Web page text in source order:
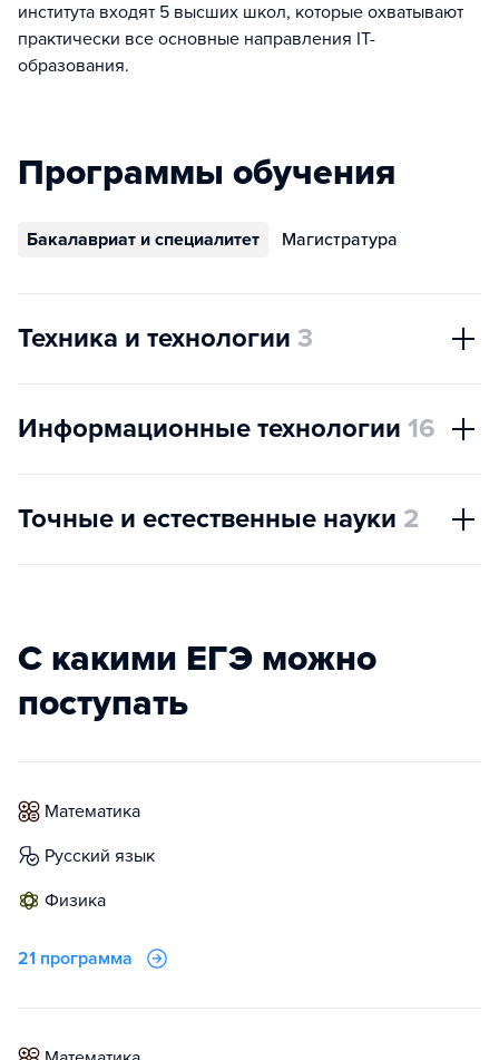
института входят 5 высших школ, которые охватывают
практически все основные направления IT-
образования.
Программы обучения
Бакалавриат и специалитет Магистратура
Техника и технологии 3
Информационные технологии 16
Точные и естественные науки 2
С какими ЕГЭ можно
поступать
математика
русский язык
физика
21 программа